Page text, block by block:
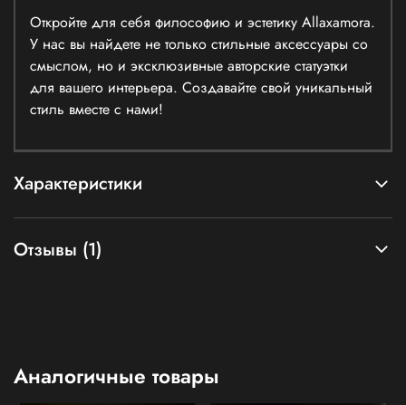
Откройте для себя философию и эстетику Allaxamora.
У нас вы найдете не только стильные аксессуары со
смыслом, но и эксклюзивные авторские статуэтки
для вашего интерьера. Создавайте свой уникальный
стиль вместе с нами!
Характеристики
Отзывы (1)
Аналогичные товары